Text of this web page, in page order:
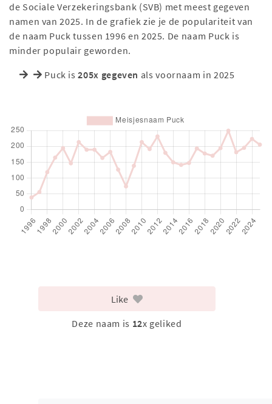
de Sociale Verzekeringsbank (SVB) met meest gegeven
namen van 2025. In de grafiek zie je de populariteit van
de naam Puck tussen 1996 en 2025. De naam Puck is
minder populair geworden.
Puck is205x gegeven als voornaam in 2025
Like
Deze naam is 12x geliked